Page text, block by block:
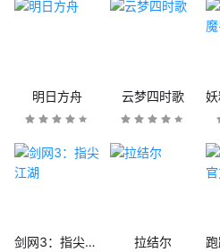
明日方舟 云梦四时歌
剑网3：指尖江湖 拉结尔